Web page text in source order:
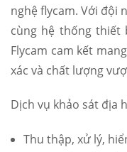
nghệ flycam. Với đội
cùng hệ thống thiết
Flycam cam kết
xác và chất lượng
Dịch vụ khảo sát địa
Thu thập, xử lý,